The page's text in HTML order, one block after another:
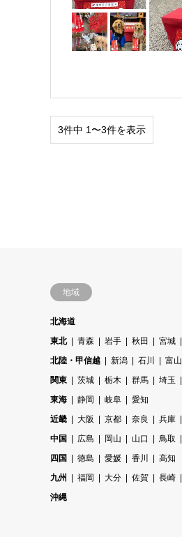
3件中 1〜3件を表示
地域
北海道
東北
青森 岩手 秋田 宮城
北陸・甲信越
新潟 石川 富山
関東
茨城 栃木 群馬 埼玉
東海
静岡 岐阜
愛知
近畿
大阪 京都 奈良 兵庫
中国
広島 岡山 山口 鳥取
四国
徳島 愛媛 香川
高知
九州
福岡 大分 佐賀 長崎
沖縄